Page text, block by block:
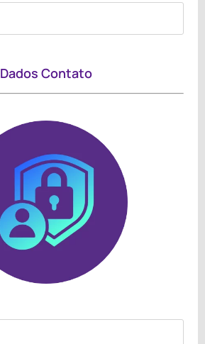
Dados Contato